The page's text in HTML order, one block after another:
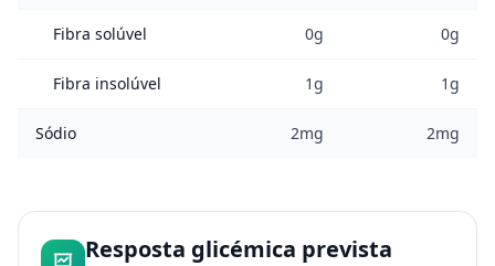
Fibra solúvel 0g 0g
Fibra insolúvel 1g 1g
Sódio 2mg 2mg
Resposta glicémica prevista